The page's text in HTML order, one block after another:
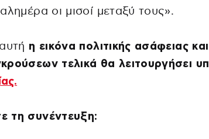
οι μισοί μεταξύ τους».
η εικόνα πολιτικής ασάφειας και
τελικά θα λειτουργήσει
τη συνέντευξη: